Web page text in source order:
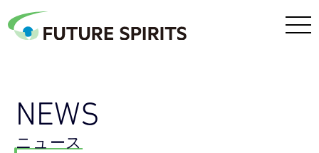
NEWS
ニュース